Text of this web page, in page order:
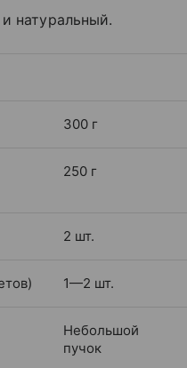
натуральный.
300 г
250 г
2 шт.
1—2 шт.
Небольшой
пучок